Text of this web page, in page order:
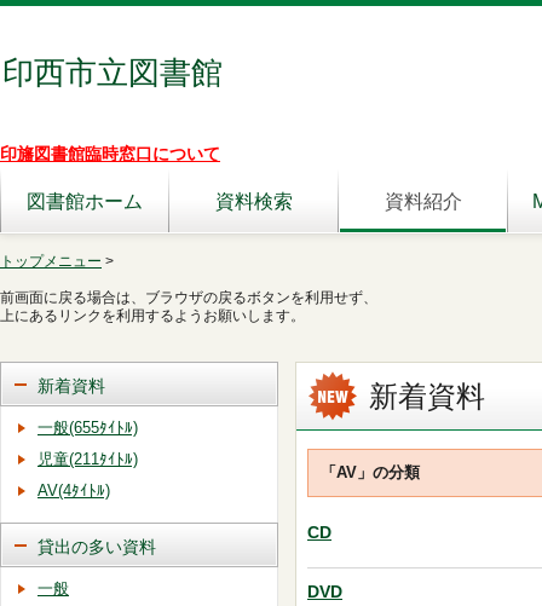
印西市立図書館
印旛図書館臨時窓口について
図書館ホーム 資料検索 資料紹介
トップメニュー >
前画面に戻る場合は、ブラウザの戻るボタンを利用せず、
上にあるリンクを利用するようお願いします。
新着資料
「AV」の分類
CD
DVD
新着資料
一般(655ﾀｲﾄﾙ)
児童(211ﾀｲﾄﾙ)
AV(4ﾀｲﾄﾙ)
貸出の多い資料
一般